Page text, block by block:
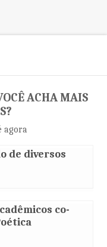
ACHA MAIS
agora
de diversos
co-